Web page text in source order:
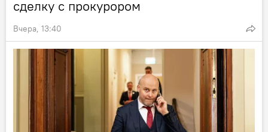
сделку с прокурором
Вчера, 13:40